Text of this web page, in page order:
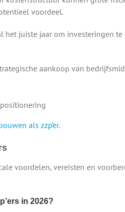
voordeel.
het juiste jaar om investeringen te
aankoop van
als zzp’er.
voordelen, vereisten en
in 2026?